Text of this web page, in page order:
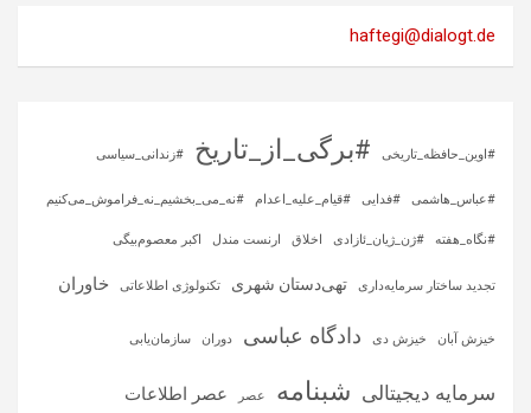
haftegi@dialogt.de
#اوین_حافظه_تاریخی #برگی_از_تاریخ #زندانی_سیاسی
#عباس_هاشمی #فدایی #قیام_علیه_اعدام #نه_می_بخشیم_نه_فراموش_می‌کنیم
#نگاه_هفته #ژن_ژیان_ئازادی اخلاق ارنست مندل اکبر معصوم‌بیگی
تجدید ساختار سرمایه‌داری تهی‌دستان شهری تکنولوژی اطلاعاتی خاوران
خیزش آبان خیزش دی دادگاه عباسی دوران سازمان‌یابی
سرمایه‌ دیجیتالی شبنامه عصر عصر اطلاعات